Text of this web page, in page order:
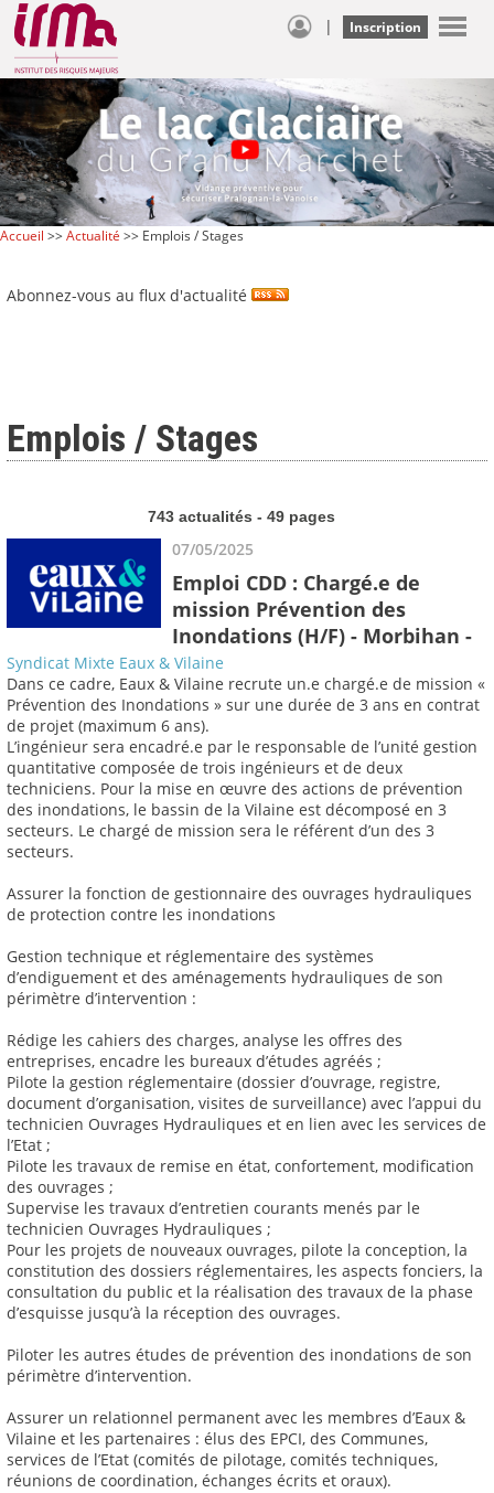
| Inscription
Accueil >>Actualité >> Emplois / Stages
Abonnez-vous au flux d'actualité
Emplois / Stages
743 actualités - 49 pages
07/05/2025
Emploi CDD : Chargé.e de
mission Prévention des
Inondations (H/F) - Morbihan -
Syndicat Mixte Eaux & Vilaine
Dans ce cadre, Eaux & Vilaine recrute un.e chargé.e de mission «
Prévention des Inondations » sur une durée de 3 ans en contrat
de projet (maximum 6 ans).
L’ingénieur sera encadré.e par le responsable de l’unité gestion
quantitative composée de trois ingénieurs et de deux
techniciens. Pour la mise en œuvre des actions de prévention
des inondations, le bassin de la Vilaine est décomposé en 3
secteurs. Le chargé de mission sera le référent d’un des 3
secteurs.
Assurer la fonction de gestionnaire des ouvrages hydrauliques
de protection contre les inondations
Gestion technique et réglementaire des systèmes
d’endiguement et des aménagements hydrauliques de son
périmètre d’intervention :
Rédige les cahiers des charges, analyse les offres des
entreprises, encadre les bureaux d’études agréés ;
Pilote la gestion réglementaire (dossier d’ouvrage, registre,
document d’organisation, visites de surveillance) avec l’appui du
technicien Ouvrages Hydrauliques et en lien avec les services de
l’Etat ;
Pilote les travaux de remise en état, confortement, modification
des ouvrages ;
Supervise les travaux d’entretien courants menés par le
technicien Ouvrages Hydrauliques ;
Pour les projets de nouveaux ouvrages, pilote la conception, la
constitution des dossiers réglementaires, les aspects fonciers, la
consultation du public et la réalisation des travaux de la phase
d’esquisse jusqu’à la réception des ouvrages.
Piloter les autres études de prévention des inondations de son
périmètre d’intervention.
Assurer un relationnel permanent avec les membres d’Eaux &
Vilaine et les partenaires : élus des EPCI, des Communes,
services de l’Etat (comités de pilotage, comités techniques,
réunions de coordination, échanges écrits et oraux).